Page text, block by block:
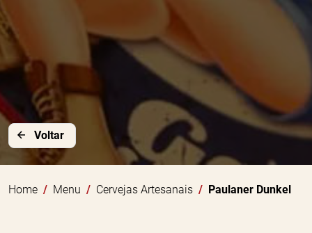
Voltar
Home Menu Cervejas Artesanais Paulaner Dunkel